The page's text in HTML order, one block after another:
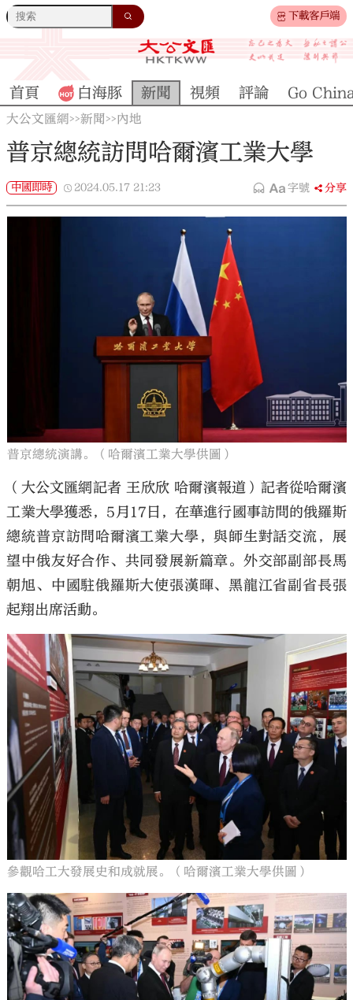
下載客戶端
大公文匯
首頁 白海豚 新聞 視頻 評論 Go
大公文匯網>>新聞>>內地
普京總統訪問哈爾濱工業大學
中國即時 2024.05.17 21:23 字號 分享
普京總統演講。（哈爾濱工業大學供圖）
（大公文匯網記者 王欣欣 哈爾濱報道）記者從哈爾濱
工業大學獲悉，5月17日，在華進行國事訪問的俄羅斯
總統普京訪問哈爾濱工業大學，與師生對話交流，展
望中俄友好合作、共同發展新篇章。外交部副部長馬
朝旭、中國駐俄羅斯大使張漢暉、黑龍江省副省長張
起翔出席活動。
參觀哈工大發展史和成就展。（哈爾濱工業大學供圖）